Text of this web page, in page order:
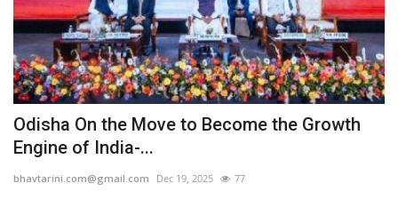
Odisha On the Move to Become the Growth
Engine of India-...
bhavtarini.com@gmail.com Dec 19, 2025 77